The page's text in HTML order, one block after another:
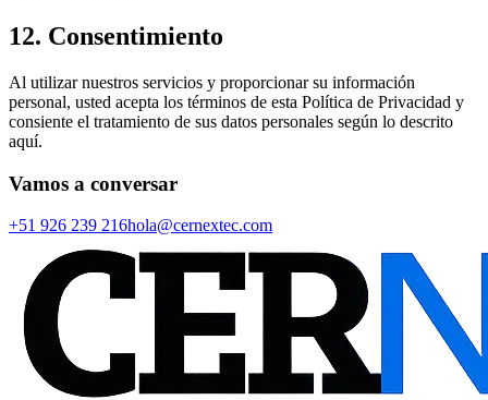
12. Consentimiento
Al utilizar nuestros servicios y proporcionar su información
personal, usted acepta los términos de esta Política de Privacidad y
consiente el tratamiento de sus datos personales según lo descrito
aquí.
Vamos a conversar
+51 926 239 216hola@cernextec.com